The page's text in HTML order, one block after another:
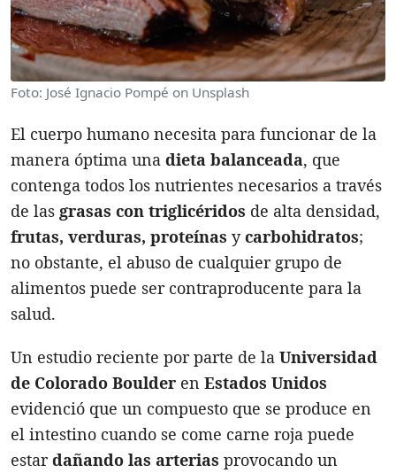
Foto: José Ignacio Pompé on Unsplash
El cuerpo humano necesita para funcionar de la
manera óptima una dieta balanceada, que
contenga todos los nutrientes necesarios a través
de las grasas con triglicéridos de alta densidad,
frutas, verduras, proteínas ycarbohidratos;
no obstante, el abuso de cualquier grupo de
alimentos puede ser contraproducente para la
salud.
Un estudio reciente por parte de la Universidad
de Colorado Boulder en Estados Unidos
evidenció que un compuesto que se produce en
el intestino cuando se come carne roja puede
estardañando las arterias provocando un